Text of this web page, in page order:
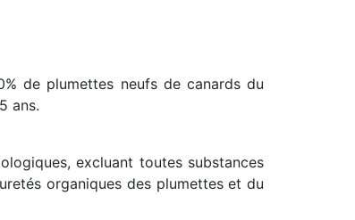
de plumettes neufs de canards du
ans.
excluant toutes substances
organiques des plumettes et du